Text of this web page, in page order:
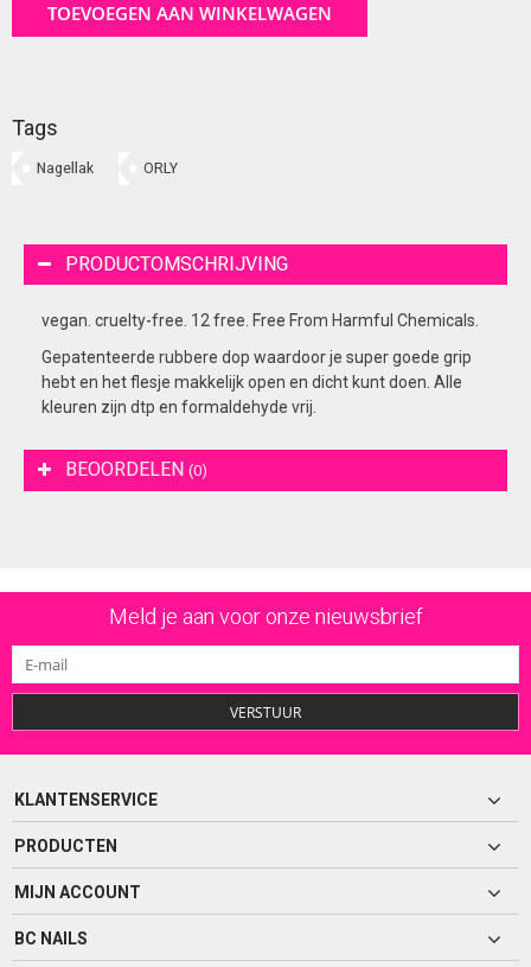
TOEVOEGEN AAN WINKELWAGEN
Tags
Nagellak ORLY
PRODUCTOMSCHRIJVING
vegan. cruelty-free. 12 free. Free From Harmful Chemicals.
Gepatenteerde rubbere dop waardoor je super goede grip
hebt en het flesje makkelijk open en dicht kunt doen. Alle
kleuren zijn dtp en formaldehyde vrij.
BEOORDELEN (0)
Meld je aan voor onze nieuwsbrief
VERSTUUR
KLANTENSERVICE
PRODUCTEN
MIJN ACCOUNT
BC NAILS